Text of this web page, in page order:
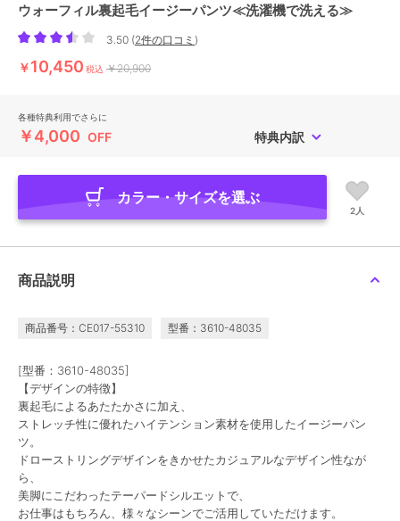
ウォーフィル裏起毛イージーパンツ≪洗濯機で洗える≫
3.50 (2件の口コミ )
￥10,450 税込 ￥20,900
各種特典利用でさらに
￥4,000 OFF 特典内訳
カラー・サイズを選ぶ
2人
商品説明
商品番号：CE017-55310 型番：3610-48035
[型番：3610-48035]
【デザインの特徴】
裏起毛によるあたたかさに加え、
ストレッチ性に優れたハイテンション素材を使用したイージーパン
ツ。
ドローストリングデザインをきかせたカジュアルなデザイン性なが
ら、
美脚にこだわったテーパードシルエットで、
お仕事はもちろん、様々なシーンでご活用していただけます。